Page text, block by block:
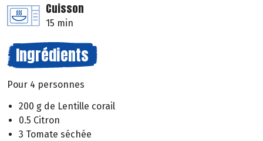
Cuisson
15 min
Ingrédients
Pour 4 personnes
200 g de Lentille corail
0.5 Citron
3 Tomate séchée